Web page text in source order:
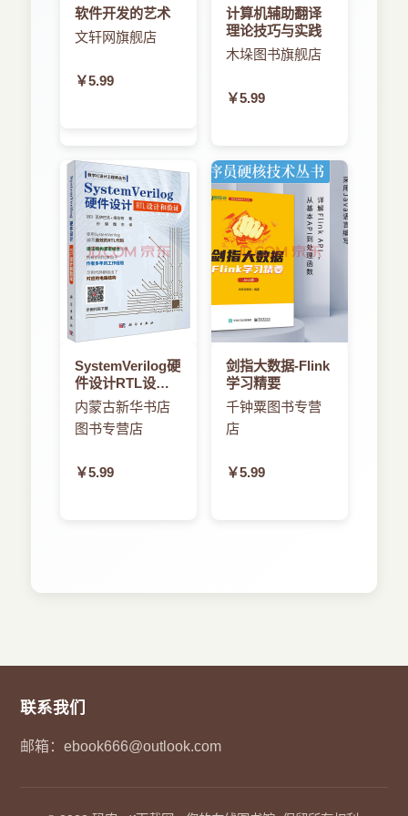
软件开发的艺术
文轩网旗舰店
￥5.99
计算机辅助翻译
理论技巧与实践
木垛图书旗舰店
￥5.99
SystemVerilog硬
件设计RTL设计
和验证
内蒙古新华书店
图书专营店
￥5.99
剑指大数据-Flink
学习精要
千钟粟图书专营
店
￥5.99
联系我们
邮箱：ebook666@outlook.com